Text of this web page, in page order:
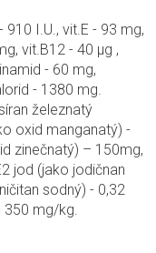
910 I.U., vit.E - 93 mg,
vit.B12 - 40 μg ,
- 60 mg,
- 1380 mg.
železnatý
oxid manganatý) -
zinečnatý) – 150mg,
jod (jako jodičnan
sodný) - 0,32
350 mg/kg.